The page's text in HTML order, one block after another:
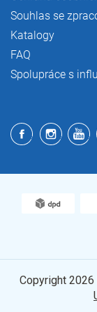
Souhlas se
Katalogy
FAQ
Spolupráce s
Copyright 2026